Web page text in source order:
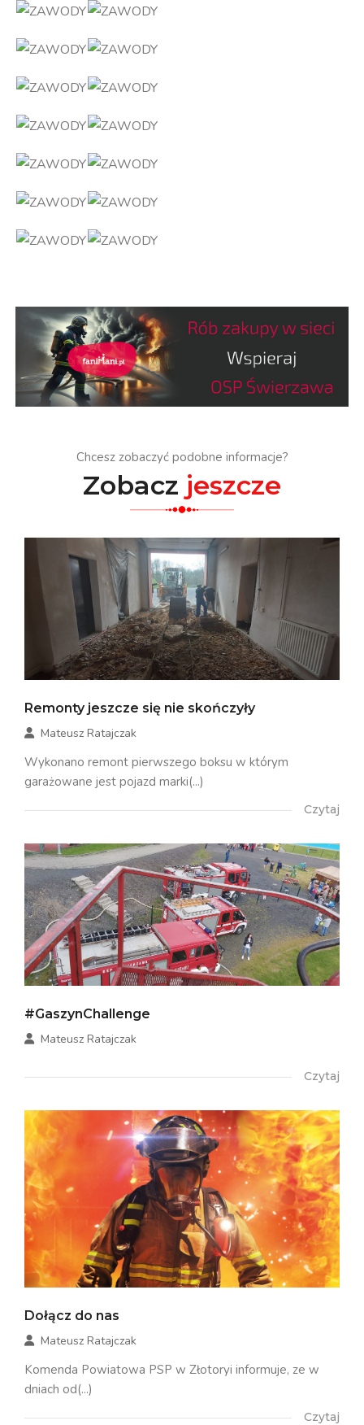
Chcesz zobaczyć podobne informacje?
Zobacz jeszcze
Remonty jeszcze się nie skończyły
Mateusz Ratajczak
Wykonano remont pierwszego boksu w którym
garażowane jest pojazd marki(...)
Czytaj
#GaszynChallenge
Mateusz Ratajczak
Czytaj
Dołącz do nas
Mateusz Ratajczak
Komenda Powiatowa PSP w Złotoryi informuje, ze w
dniach od(...)
Czytaj